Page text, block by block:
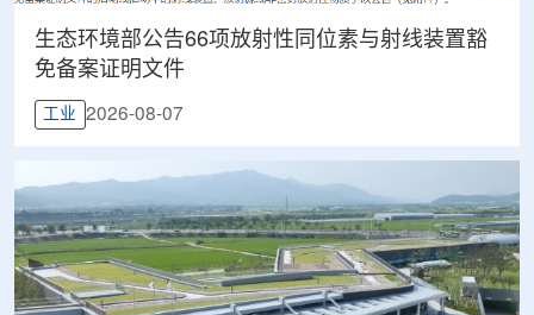
生态环境部公告66项放射性同位素与射线装置豁
免备案证明文件
工业 2026-08-07